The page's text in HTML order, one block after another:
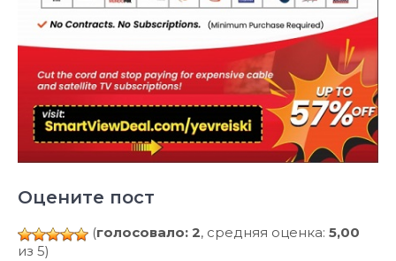
Оцените пост
(голосовало: 2, средняя оценка: 5,00
из 5)